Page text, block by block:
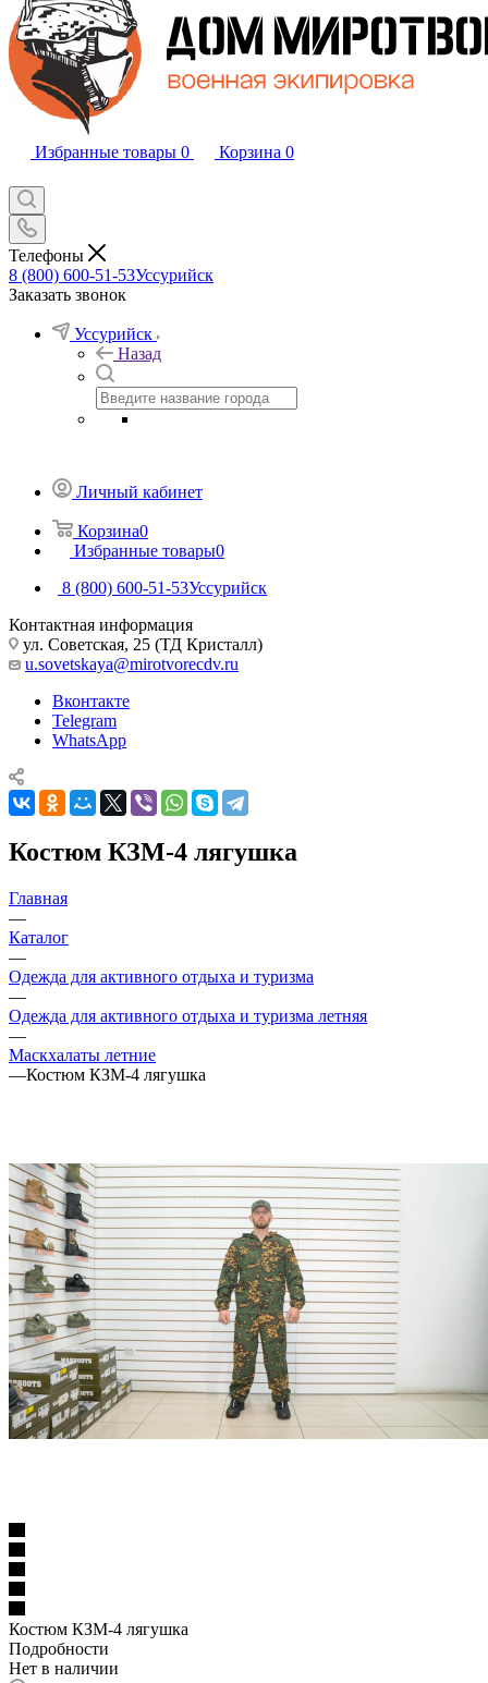
Избранные товары 0 Корзина 0
Телефоны
8 (800) 600-51-53Уссурийск
Заказать звонок
Уссурийск
Назад
Личный кабинет
Корзина0
Избранные товары0
8 (800) 600-51-53Уссурийск
Контактная информация
ул. Советская, 25 (ТД Кристалл)
u.sovetskaya@mirotvorecdv.ru
Вконтакте
Telegram
WhatsApp
Костюм КЗМ-4 лягушка
Главная
—
Каталог
—
Одежда для активного отдыха и туризма
—
Одежда для активного отдыха и туризма летняя
—
Маскхалаты летние
—Костюм КЗМ-4 лягушка
Костюм КЗМ-4 лягушка
Подробности
Нет в наличии